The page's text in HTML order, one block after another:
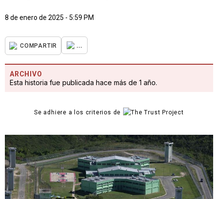
8 de enero de 2025 - 5:59 PM
COMPARTIR ...
ARCHIVO
Esta historia fue publicada hace más de 1 año.
Se adhiere a los criterios de